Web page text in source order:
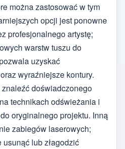
można zastosować w tym
opcji jest ponowne
profesjonalnego artystę;
warstw tuszu do
uzyskać
wyraźniejsze kontury.
doświadczonego
technikach odświeżania i
oryginalnego projektu. Inną
zabiegów laserowych;
lub złagodzić